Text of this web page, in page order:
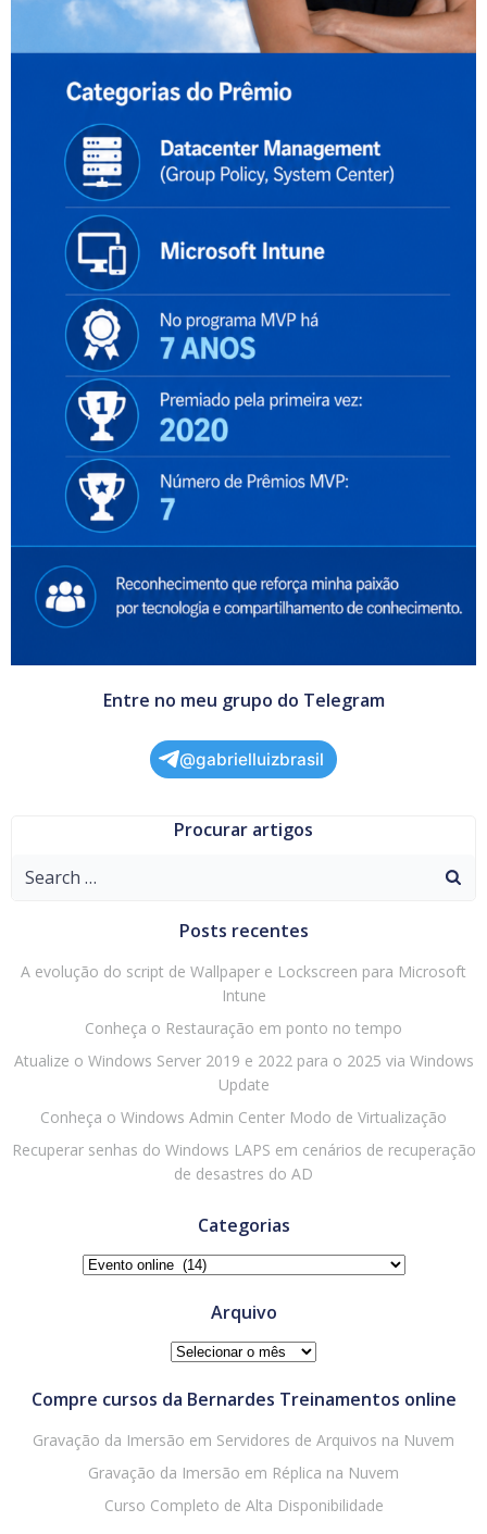
Entre no meu grupo do Telegram
@gabrielluizbrasil
Procurar artigos
Search
Posts recentes
A evolução do script de Wallpaper e Lockscreen para Microsoft
Intune
Conheça o Restauração em ponto no tempo
Atualize o Windows Server 2019 e 2022 para o 2025 via Windows
Update
Conheça o Windows Admin Center Modo de Virtualização
Recuperar senhas do Windows LAPS em cenários de recuperação
de desastres do AD
Categorias
Categorias
Arquivo
Arquivo
Compre cursos da Bernardes Treinamentos online
Gravação da Imersão em Servidores de Arquivos na Nuvem
Gravação da Imersão em Réplica na Nuvem
Curso Completo de Alta Disponibilidade